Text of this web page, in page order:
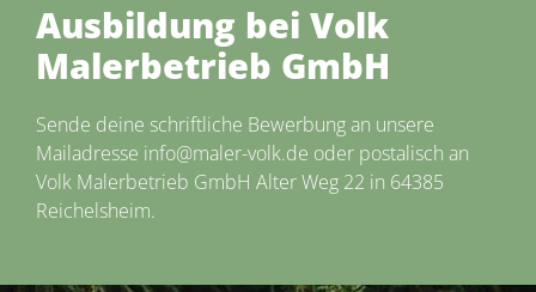
Ausbildung bei Volk
Malerbetrieb GmbH
Sende deine schriftliche Bewerbung an unsere
Mailadresse info@maler-volk.de oder postalisch an
Volk Malerbetrieb GmbH Alter Weg 22 in 64385
Reichelsheim.